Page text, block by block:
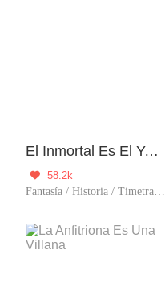
El Inmortal Es El Yerno Residente

58.2k
Fantasía / Historia / Timetravel / Predestinado / Ascensió